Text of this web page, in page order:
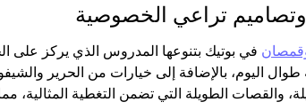
تراعي الخصوصية
في بوتيك بتنوعها المدروس الذي يركز
طوال اليوم، بالإضافة إلى خيارات من الحرير
والقصات الطويلة التي تضمن التغطية